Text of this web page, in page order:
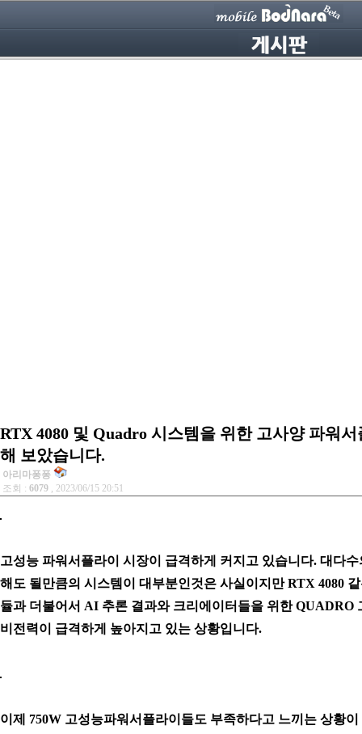
RTX 4080 및 Quadro 시스템을 위한 고사양 파워
해 보았습니다.
아리마퐁퐁
조회 : 6079 , 2023/06/15 20:51
고성능 파워서플라이 시장이 급격하게 커지고 있습니다. 대다
해도 될만큼의 시스템이 대부분인것은 사실이지만 RTX 4080
듈과 더불어서 AI 추론 결과와 크리에이터들을 위한 QUADRO
비전력이 급격하게 높아지고 있는 상황입니다.
이제 750W 고성능파워서플라이들도 부족하다고 느끼는 상황